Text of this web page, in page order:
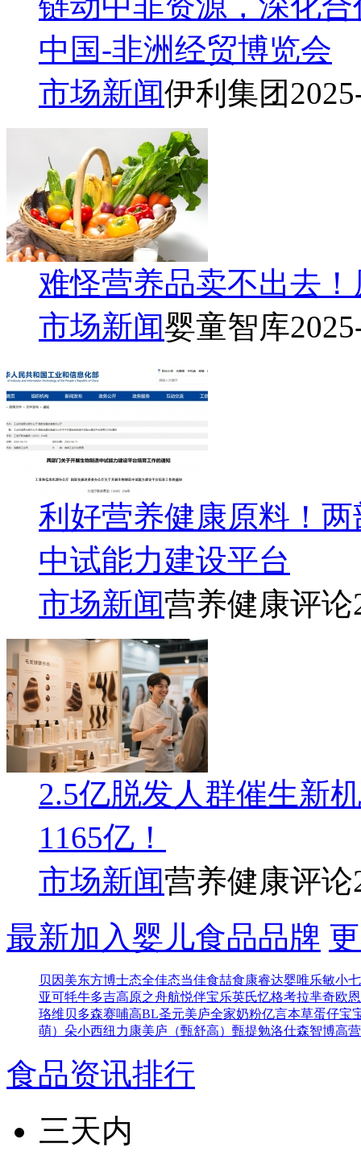
中国-非洲经贸博览会
市场新闻伊利集团
难怪营养品卖不出去
市场新闻婴童智库
利好营养健康原料！
中试能力建设平台
市场新闻营养健康评论
2.5亿脱发人群催生新
1165亿！
市场新闻营养健康评论
最新加入婴儿食品品牌
贝因美东方博士态全佳态当佳食喆食康睿达婴唯乐敏小七
亚可牦牛多吉高原之舟航悦伴宝乐英氏忆格考拉芈奇欧
珞维贝多森赛哺高BL圣元美庐全家奶粉亿言本草蛋仔宝
萌） 朵小西纽力康美庐（甄舒高） 甄提勉洛仕森智博高
食品资讯排行
三天内